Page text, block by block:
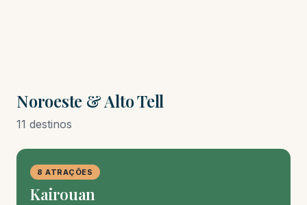
Noroeste & Alto Tell
11 destinos
8 ATRAÇÕES
Kairouan